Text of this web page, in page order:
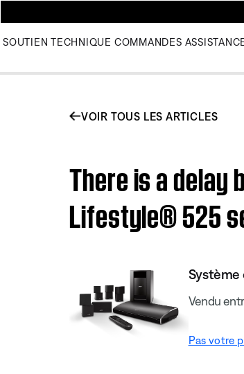
SOUTIEN TECHNIQUE COMMANDES
VOIR TOUS LES ARTICLES
There is a delay
Lifestyle® 525
Système
Vendu
Pas votre